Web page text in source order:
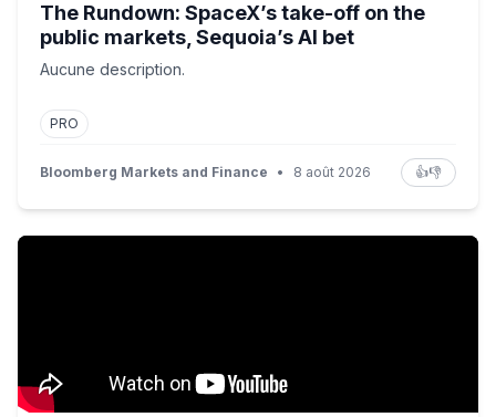
The Rundown: SpaceX’s take-off on the
public markets, Sequoia’s AI bet
Aucune description.
PRO
Bloomberg Markets and Finance • 8 août 2026 👍👎
Turkey's Plan to Attract the Wealthy From Dubai,